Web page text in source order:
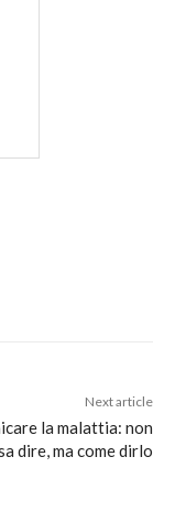
Next article
la malattia: non
dire, ma come dirlo